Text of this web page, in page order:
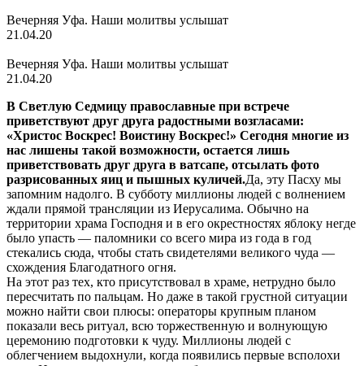
Вечерняя Уфа. Наши молитвы услышат
21.04.20
Вечерняя Уфа. Наши молитвы услышат
21.04.20
В Светлую Седмицу православные при встрече
приветствуют друг друга радостными возгласами:
«Христос Воскрес! Воистину Воскрес!» Сегодня многие из
нас лишены такой возможности, остается лишь
приветствовать друг друга в ватсапе, отсылать фото
разрисованных яиц и пышных куличей.Да, эту Пасху мы
запомним надолго. В субботу миллионы людей с волнением
ждали прямой трансляции из Иерусалима. Обычно на
территории храма Господня и в его окрестностях яблоку негде
было упасть — паломники со всего мира из года в год
стекались сюда, чтобы стать свидетелями великого чуда —
схождения Благодатного огня.
На этот раз тех, кто присутствовал в храме, нетрудно было
пересчитать по пальцам. Но даже в такой грустной ситуации
можно найти свои плюсы: операторы крупным планом
показали весь ритуал, всю торжественную и волнующую
церемонию подготовки к чуду. Миллионы людей с
облегчением выдохнули, когда появились первые всполохи